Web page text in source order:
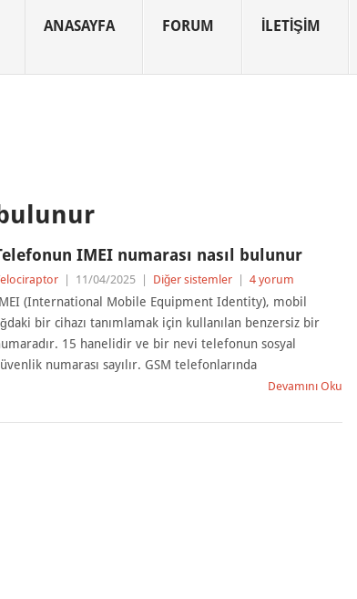
ANASAYFA FORUM İLETIŞIM
IMEI numarası nasıl bulunur
11/04/2025 Diğer sistemler 4 yorum
(International Mobile Equipment Identity), mobil
bir cihazı tanımlamak için kullanılan benzersiz bir
15 hanelidir ve bir nevi telefonun sosyal
numarası sayılır. GSM telefonlarında
Devamını Oku